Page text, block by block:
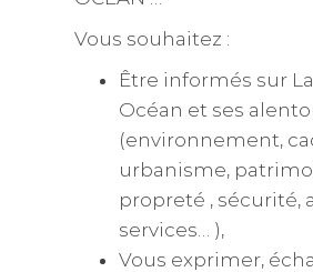
Vous souhaitez :
Être informés sur
Océan et ses
(environnement,
urbanisme,
propreté , sécurité,
services… ),
Vous exprimer,